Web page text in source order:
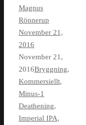
Magnus
Rönnerup
November 21,
2016
November 21,
2016Bryggning,
Kommersiellt,
Minus-1
Deathening,
Imperial IPA,